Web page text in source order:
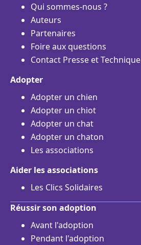
Qui sommes-nous ?
Auteurs
Partenaires
Foire aux questions
Contact Presse et Technique
Adopter
Adopter un chien
Adopter un chiot
Adopter un chat
Adopter un chaton
Les associations
Aider les associations
Les Clics Solidaires
Réussir son adoption
Avant l'adoption
Pendant l'adoption